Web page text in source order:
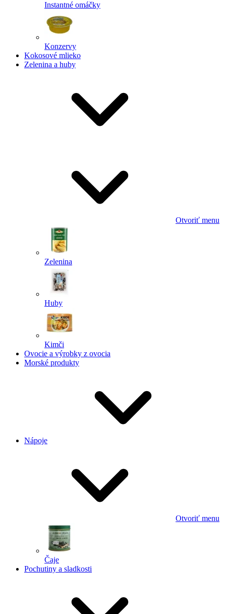
Instantné omáčky
Konzervy
Kokosové mlieko
Zelenina a huby
Otvoriť menu
Zelenina
Huby
Kimči
Ovocie a výrobky z ovocia
Morské produkty
Nápoje
Otvoriť menu
Čaje
Pochutiny a sladkosti